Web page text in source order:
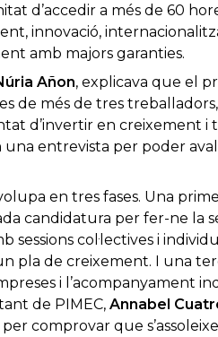
d’accedir a més de 60
innovació,
amb majors garanties.
Añon, explicava que el
de més de tres
d’invertir en creixement i
entrevista per poder
en tres fases. Una
candidatura per fer-ne la
sessions col·lectives i
pla de creixement. I una
i l’acompanyament
de PIMEC, Annabel
comprovar que